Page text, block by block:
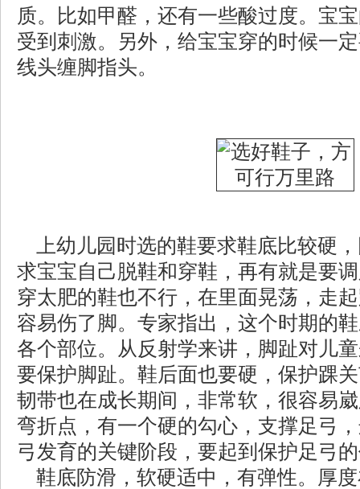
质。比如甲醛，还有一些酸过度。宝
受到刺激。另外，给宝宝穿的时候一
线头缠脚指头。
上幼儿园时选的鞋要求鞋底比较硬
求宝宝自己脱鞋和穿鞋，再有就是要
穿太肥的鞋也不行，在里面晃荡，走
容易伤了脚。专家指出，这个时期的
各个部位。从反射学来讲，脚趾对儿
要保护脚趾。鞋后面也要硬，保护踝
韧带也在成长期间，非常软，很容易
弯折点，有一个硬的勾心，支撑足弓
弓发育的关键阶段，要起到保护足弓
鞋底防滑，软硬适中，有弹性。厚